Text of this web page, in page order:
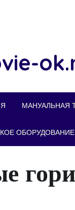
МАНУАЛЬНАЯ
ОБОРУДОВАНИЕ